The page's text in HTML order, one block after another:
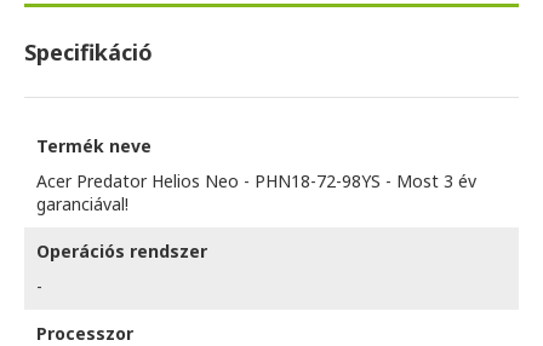
Specifikáció
Termék neve
Acer Predator Helios Neo - PHN18-72-98YS - Most 3 év
garanciával!
Operációs rendszer
-
Processzor